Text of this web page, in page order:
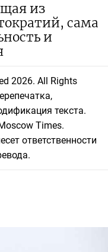
из
сама
и
2026. All Rights
текста.
Times.
ответственности